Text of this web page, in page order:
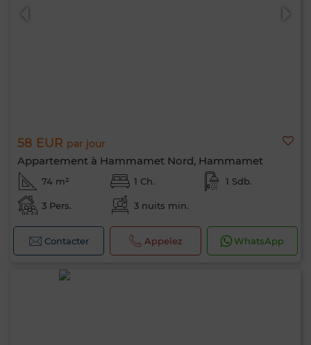
58 EUR par jour
Appartement à Hammamet Nord, Hammamet
74 m² 1 Ch. 1 Sdb.
3 Pers. 3 nuits min.
Contacter Appelez WhatsApp